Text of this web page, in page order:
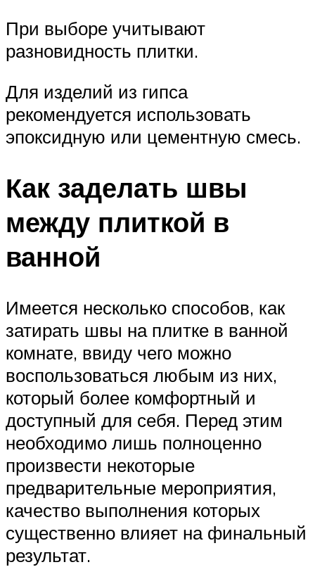
При выборе учитывают
разновидность плитки.
Для изделий из гипса
рекомендуется использовать
эпоксидную или цементную смесь.
Как заделать швы
между плиткой в
ванной
Имеется несколько способов, как
затирать швы на плитке в ванной
комнате, ввиду чего можно
воспользоваться любым из них,
который более комфортный и
доступный для себя. Перед этим
необходимо лишь полноценно
произвести некоторые
предварительные мероприятия,
качество выполнения которых
существенно влияет на финальный
результат.